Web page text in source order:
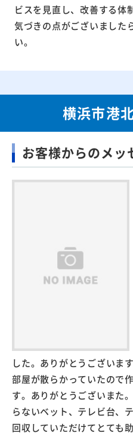
ビスを見直し、改善する体
気づきの点がございました
い。
横浜市港
お客様からのメッ
した。ありがとうございま
部屋が散らかっていたので
す。ありがとうございまた
らないベット、テレビ台、
回収していただけてとても